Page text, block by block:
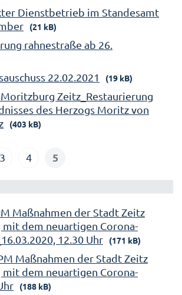
Dienstbetrieb im Standesamt
(21 kB)
rahnestraße ab 26.
22.02.2021 (19 kB)
Zeitz_Restaurierung
des Herzogs Moritz von
(403 kB)
3 4 5
Maßnahmen der Stadt Zeitz
mit dem neuartigen Corona-
12.30 Uhr
(171 kB)
Maßnahmen der Stadt Zeitz
mit dem neuartigen Corona-
(188 kB)